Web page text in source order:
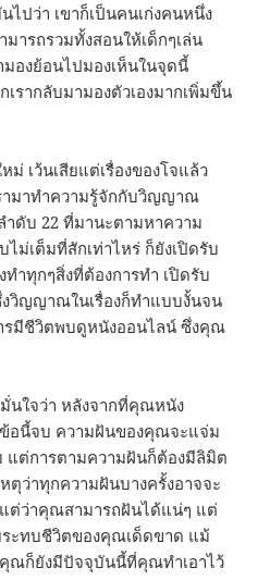
ไปว่า เขาก็เป็นคนเก่งคนหนึ่ง
ารถรวมทั้งสอนให้เด็กๆเล่น
องย้อนไปมองเห็นในจุดนี้
รากลับมามองตัวเองมากเพิ่มขึ้น
ม่ เว้นเสียแต่เรื่องของโจแล้ว
ามาทำความรู้จักกับวิญญาณ
ำดับ 22 ที่มานะตามหาความ
ม่เต็มที่สักเท่าไหร่ ก็ยังเปิดรับ
ำทุกๆสิ่งที่ต้องการทำ เปิดรับ
งวิญญาณในเรื่องก็ทำแบบงั้นจน
รมีชีวิตพบดูหนังออนไลน์ ซึ่งคุณ
นใจว่า หลังจากที่คุณหนัง
อนี้จบ ความฝันของคุณจะแจ่ม
แต่การตามความฝันก็ต้องมีลิมิต
ตุว่าทุกความฝันบางครั้งอาจจะ
ต่ว่าคุณสามารถฝันได้แน่ๆ แต่
ะทบชีวิตของคุณเด็ดขาด แม้
ณก็ยังมีปัจจุบันนี้ที่คุณทำเอาไว้